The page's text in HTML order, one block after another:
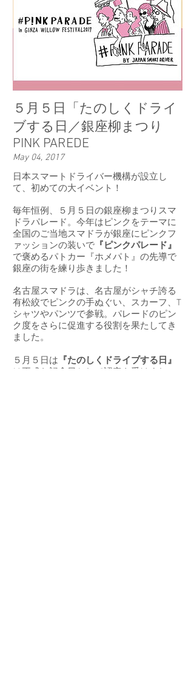
５月５日「たのしくドライ
ブする日／銀座柳まつり
PINK PAREDE
May 04, 2017
日本スマートドライバー機構が設立し
て、初めての大イベント！
毎年恒例、５月５日の銀座柳まつりスマ
ドラパレード。今年はピンクをテーマに
全国のご当地スマドラが銀座にピンクフ
ァッションの装いで 『ピンクパレード』
で褒めるパトカー『ホメパト』の先導で
銀座の街を練り歩きました！
名古屋スマドラは、名古屋がシャチ誇る
有松絞でピンクの手ぬぐい、スカーフ、T
シャツやパンツで参戦。パレードのピン
ク度をさらに促進する役割を果たしてき
ました。
５月５日は 『たのしくドライブする日』
は正式な記念日として認定を受けまし